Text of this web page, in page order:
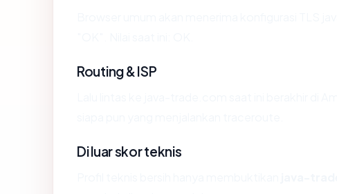
Routing & ISP
Di luar skor teknis